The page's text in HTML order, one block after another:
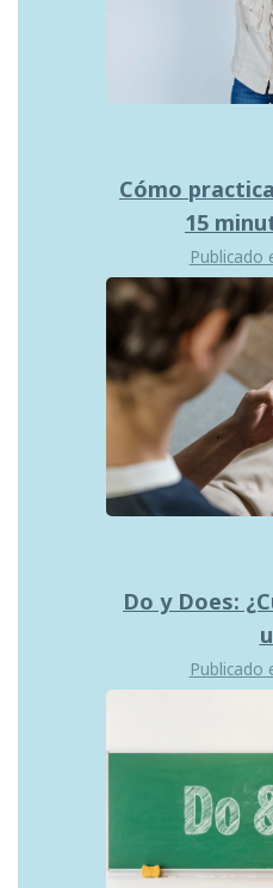
Cómo
15
Publicado
Do y Does:
Publicado